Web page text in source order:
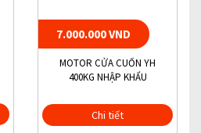
7.000.000 VND
MOTOR CỬA CUỐN YH
400KG NHẬP KHẨU
Chi tiết